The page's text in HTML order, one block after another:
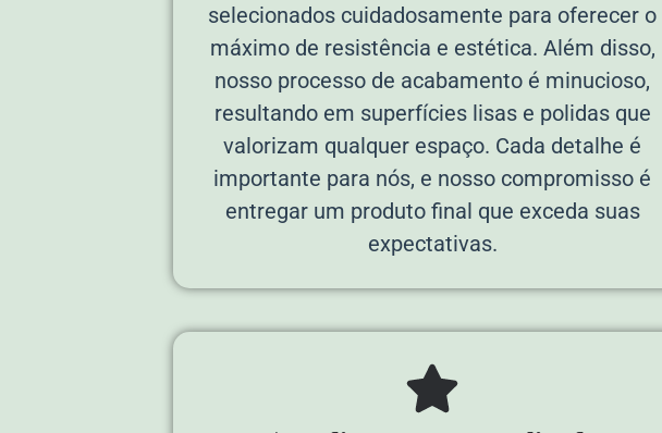
selecionados cuidadosamente para oferecer o
máximo de resistência e estética. Além disso,
nosso processo de acabamento é minucioso,
resultando em superfícies lisas e polidas que
valorizam qualquer espaço. Cada detalhe é
importante para nós, e nosso compromisso é
entregar um produto final que exceda suas
expectativas.